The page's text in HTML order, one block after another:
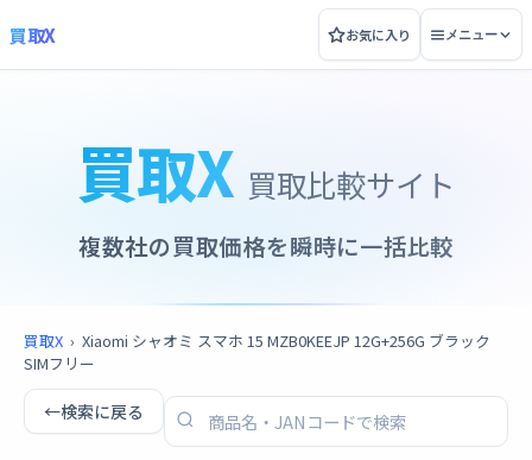
買取X お気に入り メニュー
買取X 買取比較サイト
複数社の買取価格を瞬時に一括比較
買取X › Xiaomi シャオミ スマホ 15 MZB0KEEJP 12G+256G ブラック
SIMフリー
←検索に戻る